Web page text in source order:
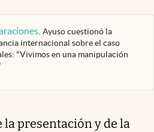
. Ayuso cuestionó la
internacional sobre el caso
"Vivimos en una manipulación
la presentación y de la